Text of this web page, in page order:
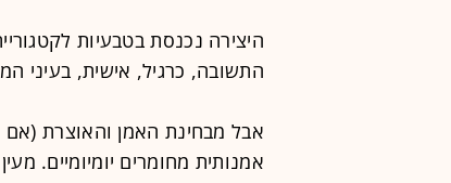
היצירה נכנסת בטבעיות
התשובה, כרגיל, אישית, בעיני
אבל מבחינת האמן והאוצרת (אם
אמנותית מחומרים יומיומיים.